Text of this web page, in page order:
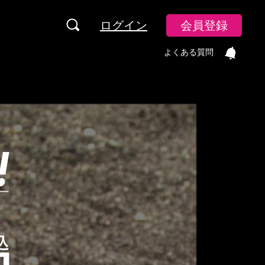
ログイン 会員登録
よくある質問